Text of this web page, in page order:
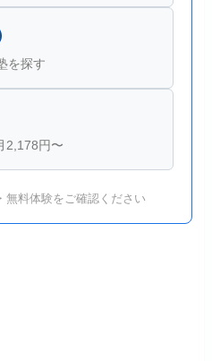
を探す
2,178円〜
料体験をご確認ください